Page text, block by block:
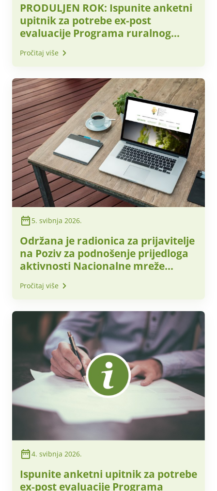
PRODULJEN ROK: Ispunite anketni
upitnik za potrebe ex-post
evaluacije Programa ruralnog
određenih specifičnih ciljeva (SO1,
SO4–SO6) Strateškog plana
Zajedničke poljoprivredne politike
2023.–2027.
Pročitaj više
5. svibnja 2026.
Održana je radionica za prijavitelje
na Poziv za podnošenje prijedloga
aktivnosti Nacionalne mreže
za 2026. godinu
Pročitaj više
4. svibnja 2026.
Ispunite anketni upitnik za potrebe
ex-post evaluacije Programa